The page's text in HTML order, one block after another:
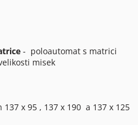
- poloautomat s matrici
misek
137 x 95 , 137 x 190 a 137 x 125